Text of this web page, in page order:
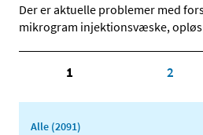
Der er aktuelle problemer med
mikrogram injektionsvæske,
1 2
Alle (2091)